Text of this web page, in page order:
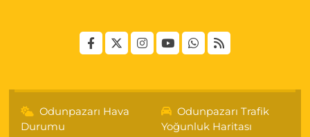
Odunpazarı Hava
Durumu
Odunpazarı Trafik
Yoğunluk Haritası